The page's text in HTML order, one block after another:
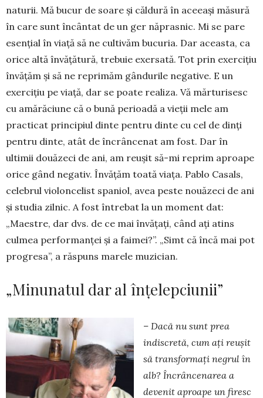
naturii. Mă bucur de soare şi căldură în aceeaşi măsură
în care sunt încântat de un ger năprasnic. Mi se pare
esenţial în viaţă să ne cultivăm bucuria. Dar aceasta, ca
orice altă în­vă­ţătură, trebuie exersată. Tot prin exerciţiu
în­vă­ţăm şi să ne reprimăm gân­durile negative. E un
exer­ciţiu pe viaţă, dar se poate realiza. Vă mărturisesc
cu amărăciune că o bună pe­rioadă a vieţii mele am
practicat principiul dinte pentru dinte cu cel de dinţi
pentru dinte, atât de în­crân­cenat am fost. Dar în
ultimii douăzeci de ani, am reuşit să-mi reprim aproa­pe
orice gând negativ. Învăţăm toată viaţa. Pablo Casals,
celebrul violon­ce­list spaniol, avea peste no­uăzeci de ani
şi studia zilnic. A fost întrebat la un moment dat:
„Maestre, dar dvs. de ce mai învăţaţi, când aţi atins
culmea performanţei şi a faimei?”. „Simt că încă mai pot
progresa”, a răspuns marele muzician.
„Minunatul dar al înțelepciunii”
– Dacă nu sunt prea
indiscretă, cum ați reușit
să transformați negrul în
alb? Încrâncenarea a
devenit aproape un firesc